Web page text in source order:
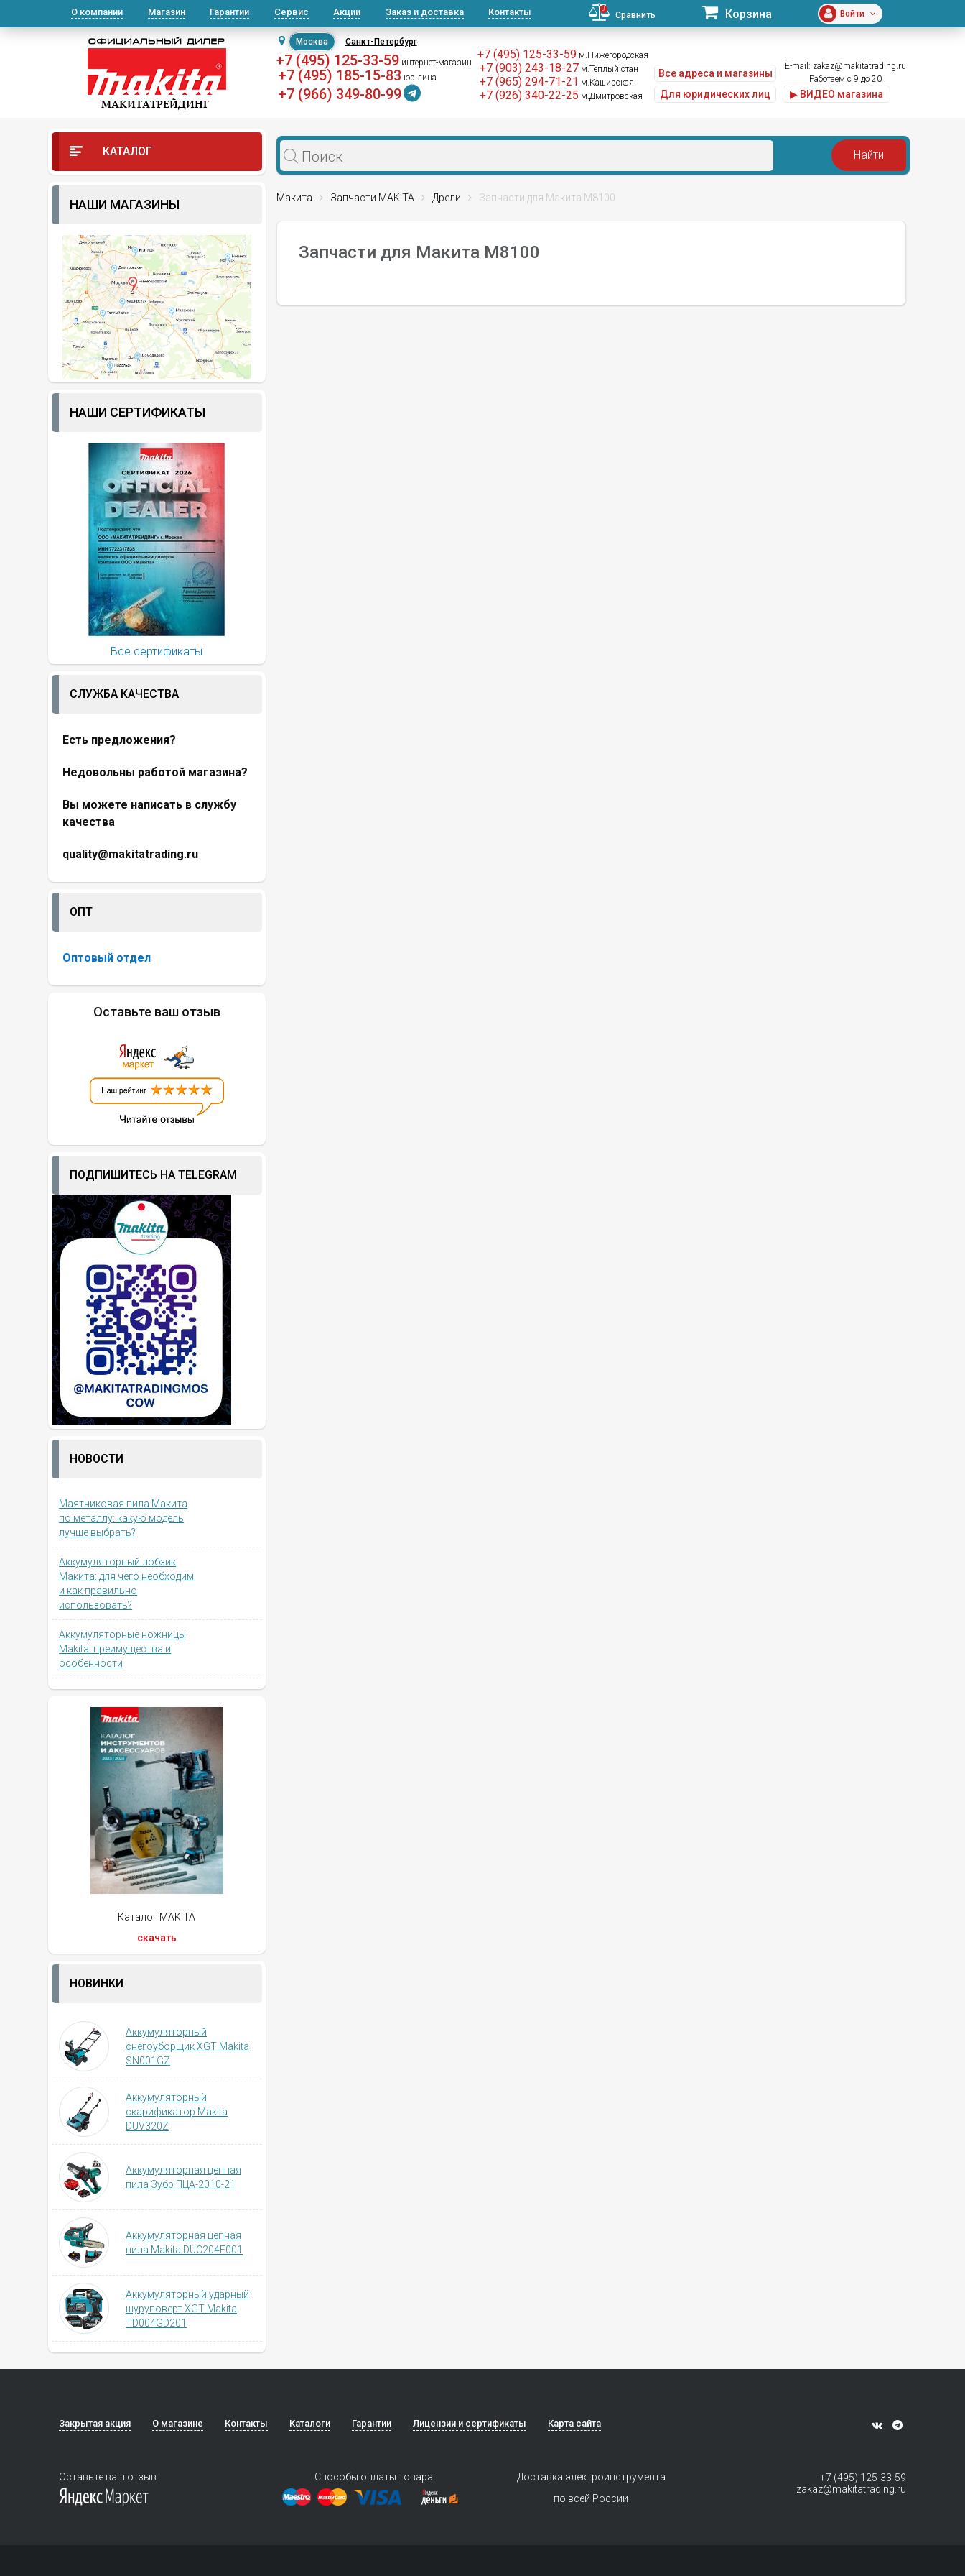
О компании Магазин Гарантии Сервис Акции Заказ и доставка Контакты 0
Сравнить Корзина Войти
Москва Санкт-Петербург
+7 (495) 125-33-59интернет-магазин
+7 (495) 185-15-83 юр.лица
+7 (966) 349-80-99
+7 (495) 125-33-59 м.Нижегородская
+7 (903) 243-18-27 м.Теплый стан
+7 (965) 294-71-21 м.Каширская
+7 (926) 340-22-25 м.Дмитровская
Все адреса и магазины
Для юридических лиц
E-mail: zakaz@makitatrading.ru
Работаем с 9 до 20
▶ ВИДЕО магазина
КАТАЛОГ
НАШИ МАГАЗИНЫ
НАШИ СЕРТИФИКАТЫ
Все сертификаты
СЛУЖБА КАЧЕСТВА
Есть предложения?
Недовольны работой магазина?
Вы можете написать в службу
качества
quality@makitatrading.ru
ОПТ
Оптовый отдел
Оставьте ваш отзыв
ПОДПИШИТЕСЬ НА TELEGRAM
НОВОСТИ
Маятниковая пила Макита
по металлу: какую модель
лучше выбрать?
Аккумуляторный лобзик
Макита: для чего необходим
и как правильно
использовать?
Аккумуляторные ножницы
Makita: преимущества и
особенности
Каталог MAKITA
скачать
НОВИНКИ
Аккумуляторный
снегоуборщик XGT Makita
SN001GZ
Аккумуляторный
скарификатор Makita
DUV320Z
Аккумуляторная цепная
пила Зубр ПЦА-2010-21
Аккумуляторная цепная
пила Makita DUC204F001
Аккумуляторный ударный
шуруповерт XGT Makita
TD004GD201
Макита Запчасти MAKITA Дрели Запчасти для Макита M8100
Запчасти для Макита M8100
Закрытая акция О магазине Контакты Каталоги Гарантии Лицензии и сертификаты Карта сайта
Оставьте ваш отзыв Способы оплаты товара
Доставка электроинструмента
по всей России
+7 (495) 125-33-59
zakaz@makitatrading.ru